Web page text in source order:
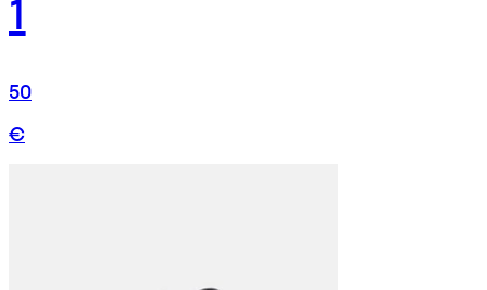
50
€